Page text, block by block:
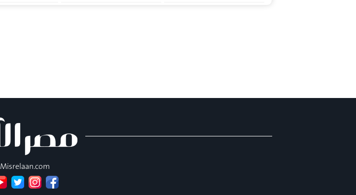
Misrelaan.com